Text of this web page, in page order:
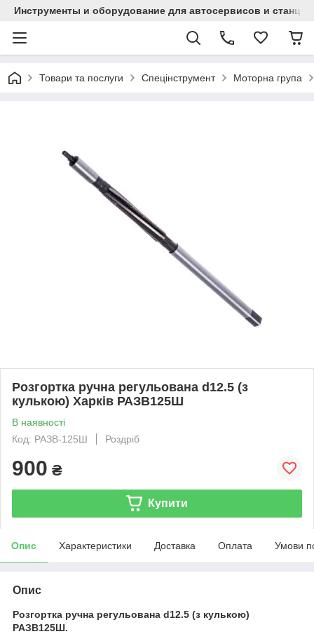
Инструменты и оборудование для автосервисов и
Товари та послуги Спецінструмент Моторна група
Розгортка ручна регульована d12.5 (з
кулькою) Харків РАЗВ125Ш
В наявності
Код: РАЗВ-125Ш
Роздріб
900 ₴
Купити
Опис Характеристики Доставка Оплата Умови
Опис
Розгортка ручна регульована d12.5 (з кулькою)
РАЗВ125Ш.